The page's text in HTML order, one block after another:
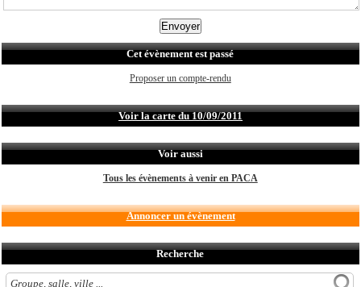
Cet évènement est passé
Proposer un compte-rendu
Voir la carte du 10/09/2011
Voir aussi
Tous les évènements à venir en PACA
Annoncer un évènement
Recherche